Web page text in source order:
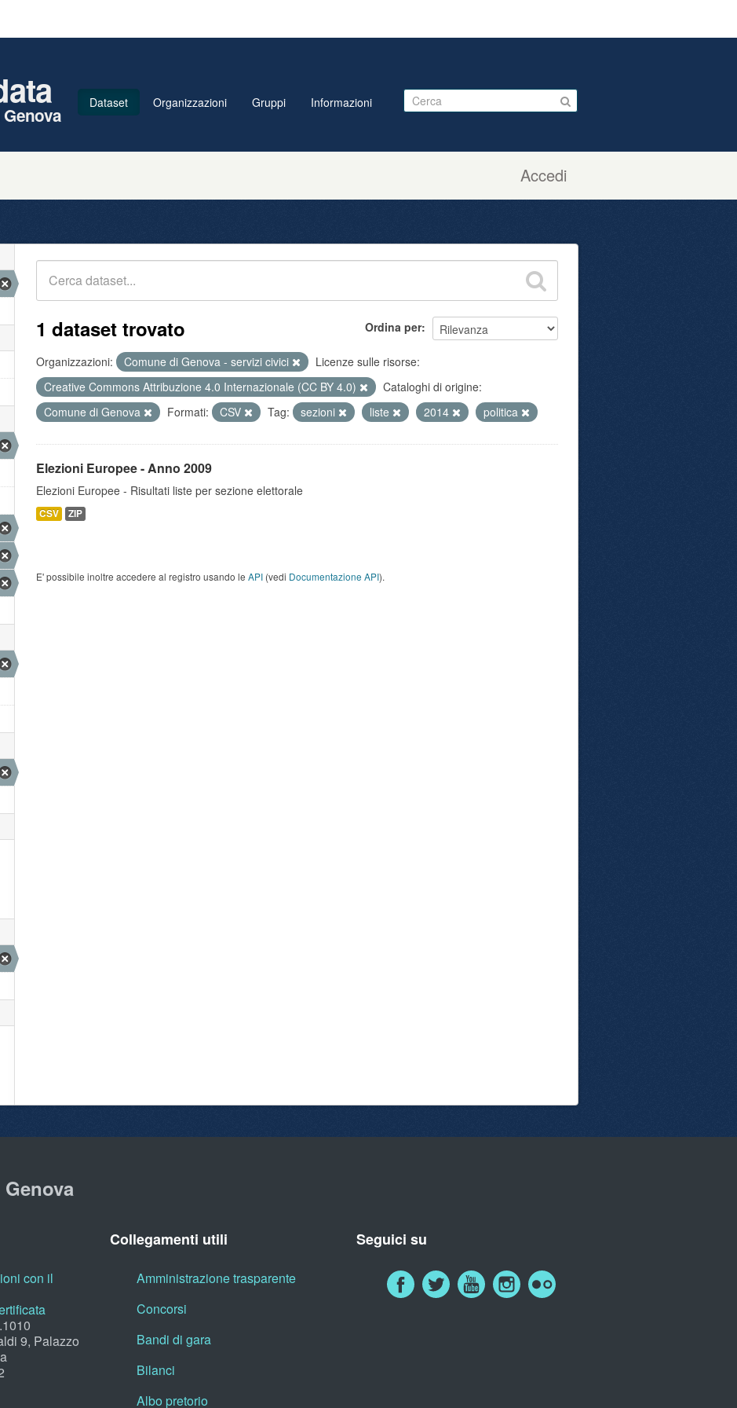
Accedi
Dataset Organizzazioni Gruppi Informazioni
Ordina per
1 dataset trovato
Organizzazioni: Comune di Genova - servizi civici
Licenze sulle risorse:
Creative Commons Attribuzione 4.0 Internazionale (CC BY 4.0)
Cataloghi di origine:
Comune di Genova
Formati: CSV Tag: sezioni liste 2014 politica
Elezioni Europee - Anno 2009
Elezioni Europee - Risultati liste per sezione elettorale
CSV ZIP
E' possibile inoltre accedere al registro usando le API (vedi Documentazione API).
con il
9, Palazzo
Collegamenti utili
Amministrazione trasparente
Concorsi
Bandi di gara
Bilanci
Albo pretorio
Seguici su